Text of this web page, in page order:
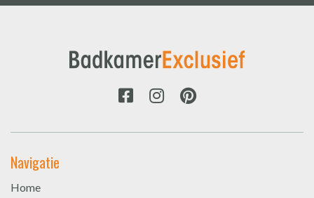
Navigatie
Home